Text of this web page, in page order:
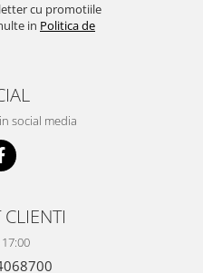
cu promotiile
in Politica de
social media